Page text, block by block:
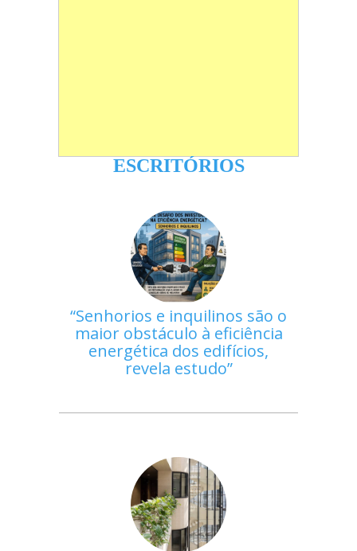
ESCRITÓRIOS
Senhorios e inquilinos são o
maior obstáculo à eficiência
energética dos edifícios,
revela estudo